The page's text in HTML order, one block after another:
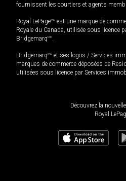
fournissent les courtiers et agents
Royal LePageMD est une marque de
Royale du Canada, utilisée sous licence
BridgemarqMD.
BridgemarqMD et ses logos / Services
marques de commerce déposées de
utilisées sous licence par Services
Découvrez la
Royal